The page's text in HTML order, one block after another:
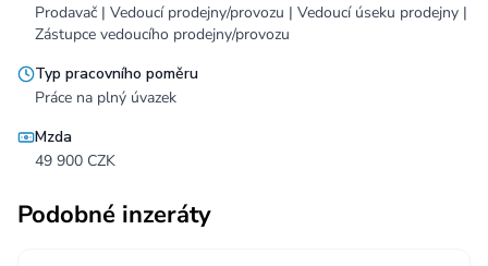
Prodavač | Vedoucí prodejny/provozu | Vedoucí úseku prodejny |
Zástupce vedoucího prodejny/provozu
Typ pracovního poměru
Práce na plný úvazek
Mzda
49 900 CZK
Podobné inzeráty